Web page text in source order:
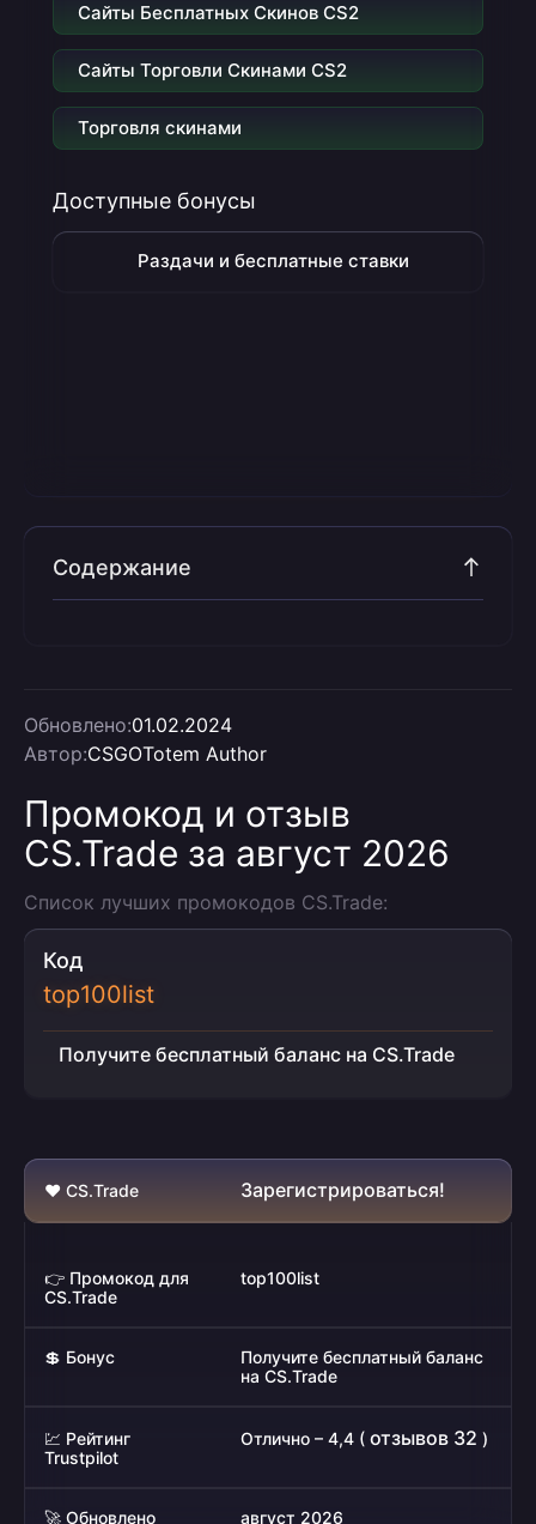
Обновлено:01.02.2024
Автор:CSGOTotem Author
Промокод и отзыв
CS.Trade за август 2026
Список лучших промокодов CS.Trade:
Код
top100list
Получите бесплатный баланс на CS.Trade
❤️ CS.Trade Зарегистрироваться!
👉 Промокод для
CS.Trade
top100list
💲 Бонус
Получите бесплатный баланс
на CS.Trade
💹 Рейтинг
Trustpilot
Отлично – 4,4 ( отзывов 32 )
🚀 Обновлено август 2026
Сайты Бесплатных Скинов CS2
Сайты Торговли Скинами CS2
Торговля скинами
Доступные бонусы
Раздачи и бесплатные ставки
Содержание